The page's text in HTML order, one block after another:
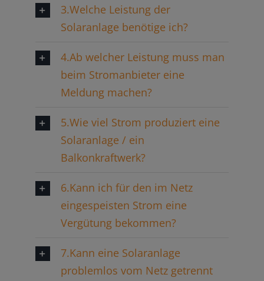
3.Welche Leistung der
Solaranlage benötige ich?
4.Ab welcher Leistung muss man
beim Stromanbieter eine
Meldung machen?
5.Wie viel Strom produziert eine
Solaranlage / ein
Balkonkraftwerk?
6.Kann ich für den im Netz
eingespeisten Strom eine
Vergütung bekommen?
7.Kann eine Solaranlage
problemlos vom Netz getrennt